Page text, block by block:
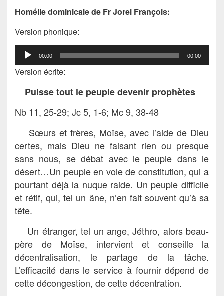
Homélie dominicale de Fr Jorel François:
Version phonique:
Lecteur
audio
00:00 00:00
Version écrite:
Puisse tout le peuple devenir prophètes
Nb 11, 25-29; Jc 5, 1-6; Mc 9, 38-48
Sœurs et frères, Moïse, avec l’aide de Dieu
certes, mais Dieu ne faisant rien ou presque
sans nous, se débat avec le peuple dans le
désert…Un peuple en voie de constitution, qui a
pourtant déjà la nuque raide. Un peuple difficile
et rétif, qui, tel un âne, n’en fait souvent qu’à sa
tête.
Un étranger, tel un ange, Jéthro, alors beau-
père de Moïse, intervient et conseille la
décentralisation, le partage de la tâche.
L’efficacité dans le service à fournir dépend de
cette décongestion, de cette décentration.